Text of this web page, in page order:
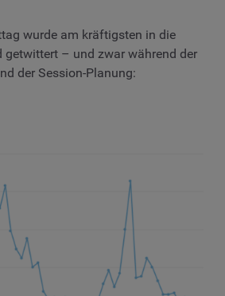
wurde am kräftigsten in die
getwittert – und zwar während der
der Session-Planung: